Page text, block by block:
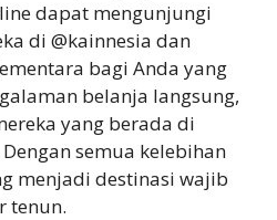
dapat mengunjungi
di @kainnesia dan
bagi Anda yang
belanja langsung,
yang berada di
semua kelebihan
menjadi destinasi wajib
tenun.